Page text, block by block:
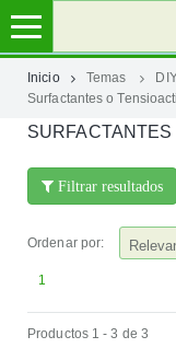
CUENTA
MARCAS
Inicio Temas
Surfactantes o
Filtrar resultados
Ordenar por:
1
Productos 1 - 3 de 3